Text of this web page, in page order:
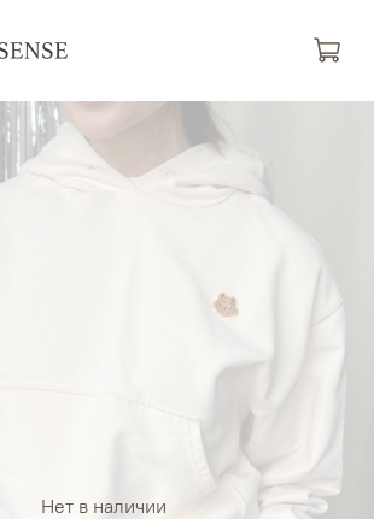
Нет в наличии